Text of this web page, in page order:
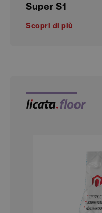
Super S1
Scopri di più